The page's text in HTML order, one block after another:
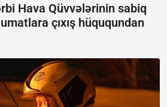
Hava Qüvvələrinin sabiq
çıxış hüququndan